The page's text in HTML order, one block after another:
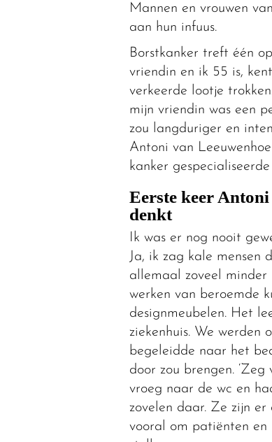
Mannen en vrouwen
aan hun infuus.
Borstkanker treft één
vriendin en ik 55 is,
verkeerde lootje
mijn vriendin was een
zou langduriger en
Antoni van
kanker
Eerste keer
denkt
Ik was er nog nooit
Ja, ik zag kale mensen
allemaal zoveel
werken van beroemde
designmeubelen. Het
ziekenhuis. We werden
begeleidde naar het
door zou brengen.
vroeg naar de wc en
zovelen daar. Ze zijn
vooral om patiënten en